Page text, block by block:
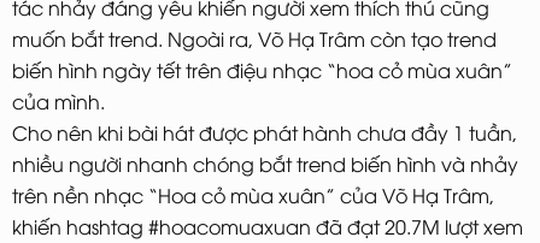
tác nhảy đáng yêu khiến người xem thích thú cũng
muốn bắt trend. Ngoài ra, Võ Hạ Trâm còn tạo trend
biến hình ngày tết trên điệu nhạc “hoa cỏ mùa xuân”
của mình.
Cho nên khi bài hát được phát hành chưa đầy 1 tuần,
nhiều người nhanh chóng bắt trend biến hình và nhảy
trên nền nhạc “Hoa cỏ mùa xuân” của Võ Hạ Trâm,
khiến hashtag #hoacomuaxuan đã đạt 20.7M lượt xem